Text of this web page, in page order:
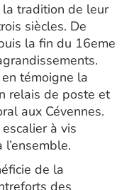
tradition de leur
siècles. De
la fin du 16eme
témoigne la
relais de poste et
aux Cévennes.
à vis
de la
des